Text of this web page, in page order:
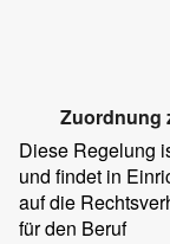
Zuordnung
Diese Regelung
und findet in
auf die
für den Beruf